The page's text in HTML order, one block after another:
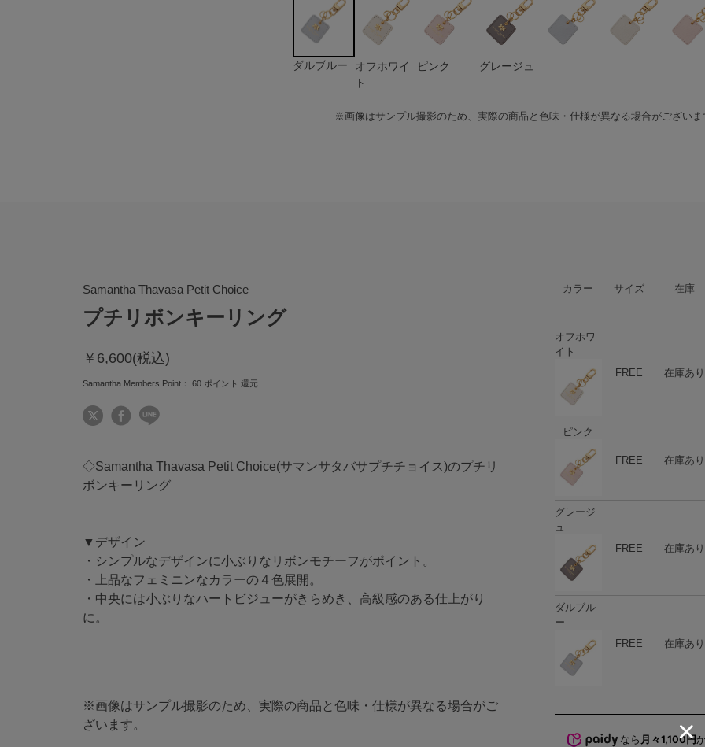
ダルブルー
オフホワイ
ト
ピンク グレージュ
※画像はサンプル撮影のため、実際の商品と色味・仕様が異なる場合がございま
Samantha Thavasa Petit Choice
プチリボンキーリング
￥6,600(税込)
Samantha Members Point： 60ポイント 還元
◇Samantha Thavasa Petit Choice(サマンサタバサプチチョイス)のプチリ
ボンキーリング
▼デザイン
・シンプルなデザインに小ぶりなリボンモチーフがポイント。
・上品なフェミニンなカラーの４色展開。
・中央には小ぶりなハートビジューがきらめき、高級感のある仕上がり
に。
※画像はサンプル撮影のため、実際の商品と色味・仕様が異なる場合がご
ざいます。
カラー サイズ 在庫
オフホワ
イト
FREE
在庫あり
商品在庫
ピンク
FREE 在庫あり
ハート 商品在庫
グレージ
ュ
FREE
在庫あり
商品在庫
ダルブル
ー
FREE
在庫あり
商品在庫
なら 月々1,100円